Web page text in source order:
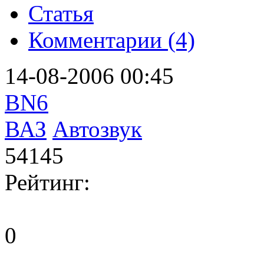
Статья
Комментарии (4)
14-08-2006 00:45
BN6
ВАЗ Автозвук
54145
Рейтинг:
0